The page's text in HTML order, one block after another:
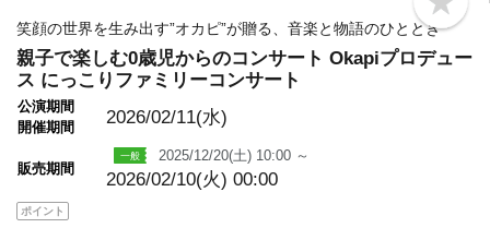
b
o
k
笑顔の世界を生み出す”オカピ”が贈る、音楽と物語のひととき
親子で楽しむ0歳児からのコンサート Okapiプロデュー
ス にっこりファミリーコンサート
公演期間
開催期間
2026/02/11(水)
販売期間
2025/12/20(土) 10:00 ～
2026/02/10(火) 00:00
ポイント